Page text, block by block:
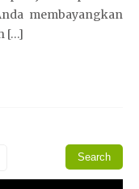
membayangkan
[…]